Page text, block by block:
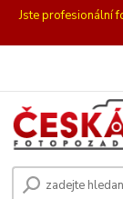
Jste profesionální